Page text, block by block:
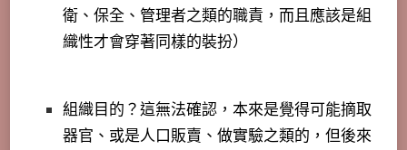
衛、保全、管理者之類的職責，而且應該是組
織性才會穿著同樣的裝扮）
組織目的？這無法確認，本來是覺得可能摘取
器官、或是人口販賣、做實驗之類的，但後來